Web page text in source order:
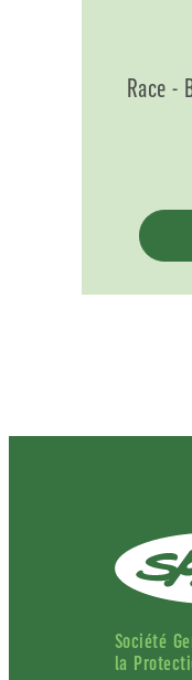
Race -
Société
la